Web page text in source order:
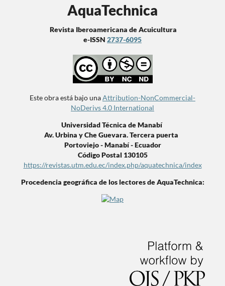
AquaTechnica
Revista Iberoamericana de Acuicultura
e-ISSN 2737-6095
Este obra está bajo unaAttribution-NonCommercial-
NoDerivs 4.0 International
Universidad Técnica de Manabí
Av. Urbina y Che Guevara. Tercera puerta
Portoviejo - Manabí - Ecuador
Código Postal 130105
https://revistas.utm.edu.ec/index.php/aquatechnica/index
Procedencia geográfica de los lectores de AquaTechnica: